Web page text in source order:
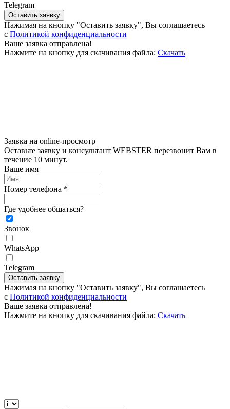
Telegram
Оставить заявку
Нажимая на кнопку "Оставить заявку", Вы соглашаетесь
c Политикой конфиденциальности
Ваше заявка отправлена!
Нажмите на кнопку для скачивания файла: Скачать
Заявка на online-просмотр
Оставьте заявку и консультант WEBSTER перезвонит Вам в
течение 10 минут.
Ваше имя
Номер телефона *
Где удобнее общаться?
Звонок
WhatsApp
Telegram
Оставить заявку
Нажимая на кнопку "Оставить заявку", Вы соглашаетесь
c Политикой конфиденциальности
Ваше заявка отправлена!
Нажмите на кнопку для скачивания файла: Скачать